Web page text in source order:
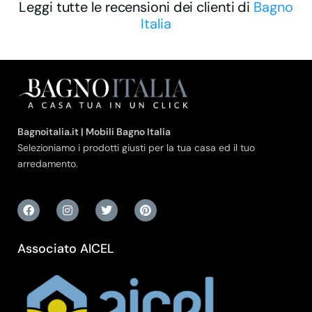
Leggi tutte le recensioni dei clienti di Bagno
Italia
Bagnoitalia.it | Mobili Bagno Italia
Selezioniamo i prodotti giusti per la tua casa ed il tuo
arredamento.
Associato AICEL